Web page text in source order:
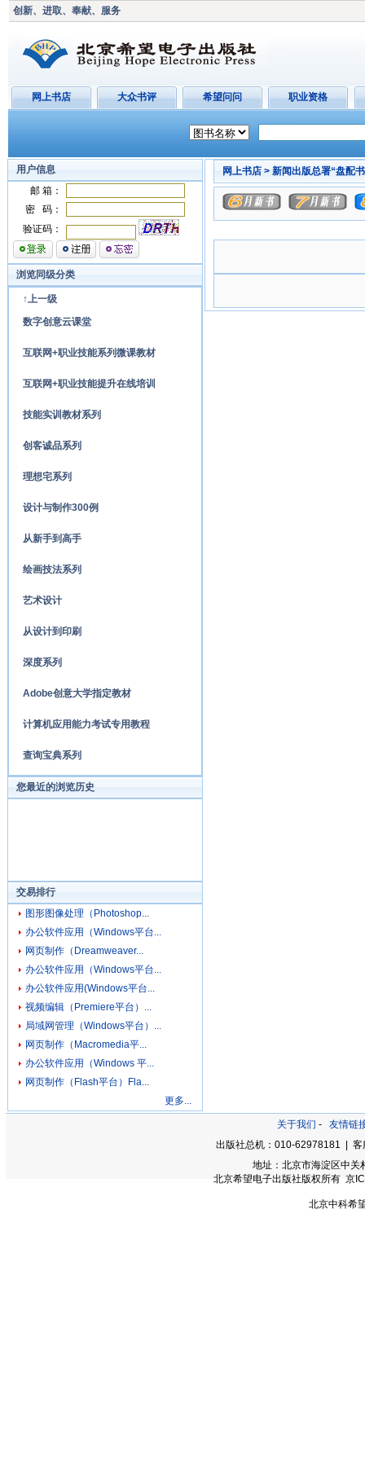
创新、进取、奉献、服务
网上书店 大众书评 希望问问 职业资格
用户信息
邮 箱：
密 码：
验证码：
浏览同级分类
↑上一级
数字创意云课堂
互联网+职业技能系列微课教材
互联网+职业技能提升在线培训
技能实训教材系列
创客诚品系列
理想宅系列
设计与制作300例
从新手到高手
绘画技法系列
艺术设计
从设计到印刷
深度系列
Adobe创意大学指定教材
计算机应用能力考试专用教程
查询宝典系列
您最近的浏览历史
交易排行
图形图像处理（Photoshop...
办公软件应用（Windows平台...
网页制作（Dreamweaver...
办公软件应用（Windows平台...
办公软件应用(Windows平台...
视频编辑（Premiere平台）...
局域网管理（Windows平台）...
网页制作（Macromedia平...
办公软件应用（Windows 平...
网页制作（Flash平台）Fla...
更多...
网上书店 > 新闻出版总署“盘配
关于我们 - 友情链
出版社总机：010-62978181 |
地址：北京市海淀区中关
北京希望电子出版社版权所有 京
北京中科希